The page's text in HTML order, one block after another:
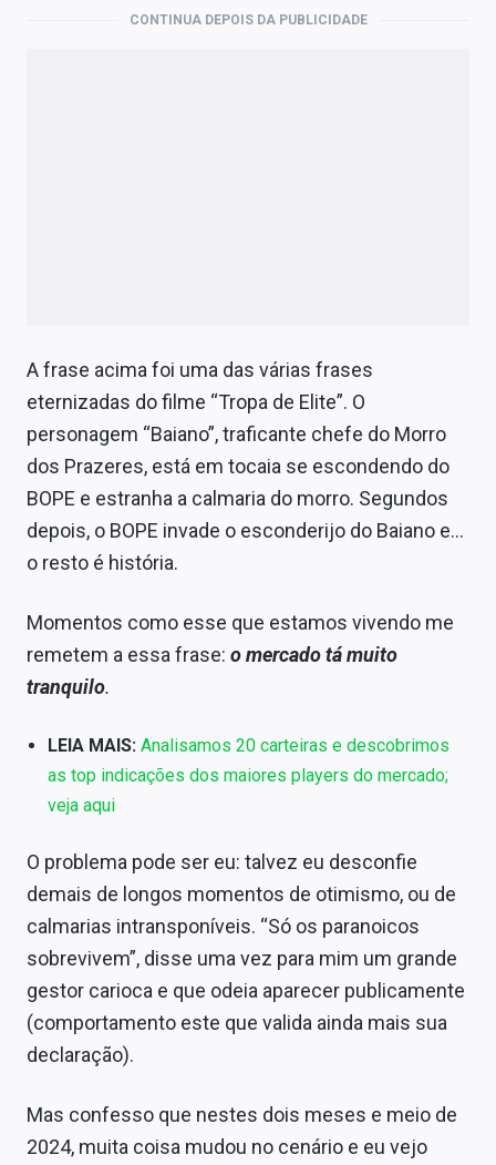
Conteúdo de Marca
Sobre
Expediente
Contato
CONTINUA DEPOIS DA PUBLICIDADE
A frase acima foi uma das várias frases
eternizadas do filme “Tropa de Elite”. O
personagem “Baiano”, traficante chefe do Morro
dos Prazeres, está em tocaia se escondendo do
BOPE e estranha a calmaria do morro. Segundos
depois, o BOPE invade o esconderijo do Baiano e…
o resto é história.
Momentos como esse que estamos vivendo me
remetem a essa frase: o mercado tá muito
tranquilo.
LEIA MAIS: Analisamos 20 carteiras e descobrimos
as top indicações dos maiores players do mercado;
veja aqui
O problema pode ser eu: talvez eu desconfie
demais de longos momentos de otimismo, ou de
calmarias intransponíveis. “Só os paranoicos
sobrevivem”, disse uma vez para mim um grande
gestor carioca e que odeia aparecer publicamente
(comportamento este que valida ainda mais sua
declaração).
Mas confesso que nestes dois meses e meio de
2024, muita coisa mudou no cenário e eu vejo